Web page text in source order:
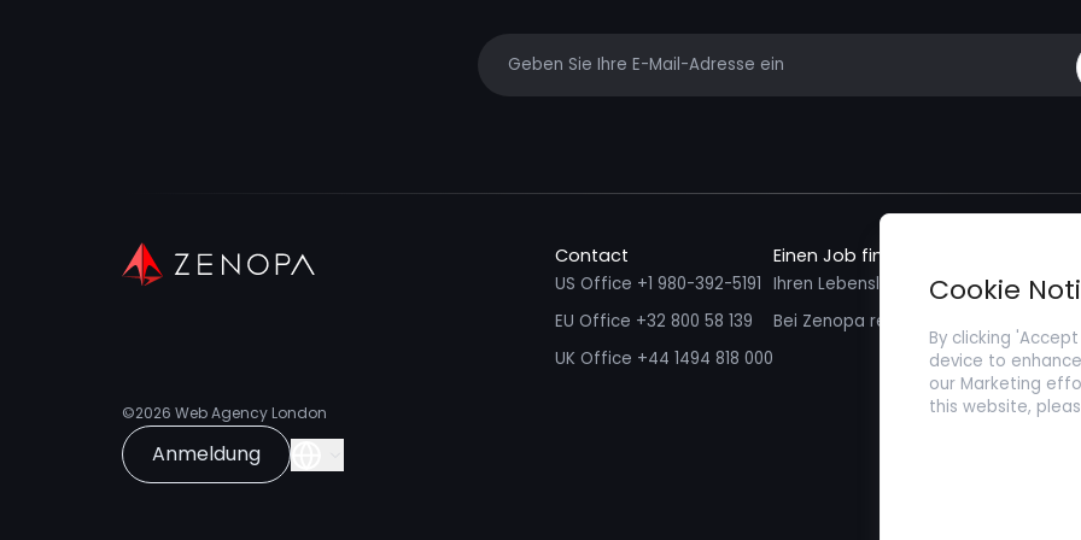
©2026 Web Agency London
Anmeldung
Contact
US Office +1 980-392-5191
EU Office +32 800 58 139
UK Office +44 1494 818 000
Einen Job finden
Ihren Lebenslauf einreichen
Bei Zenopa registrieren
Ich
Cookie
By clicking
device to
our Marketing
this website,